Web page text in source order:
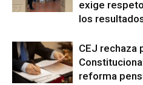
exige
los
CEJ rechaza
reforma